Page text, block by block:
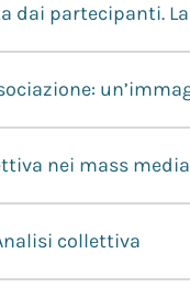
dai partecipanti.
nei mass media
collettiva